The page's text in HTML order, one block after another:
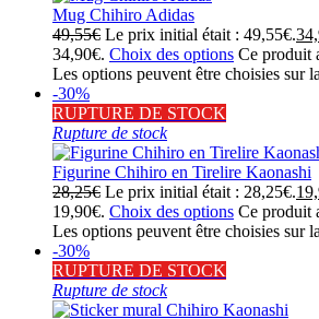
Mug Chihiro Adidas
49,55€ Le prix initial était : 49,55€.
34,90€. Choix des options Ce produit
Les options peuvent être choisies sur
-30%
RUPTURE DE STOCK
Rupture de stock
Figurine Chihiro en Tirelire Kaonashi
28,25€ Le prix initial était : 28,25€.
19,90€. Choix des options Ce produit
Les options peuvent être choisies sur
-30%
RUPTURE DE STOCK
Rupture de stock